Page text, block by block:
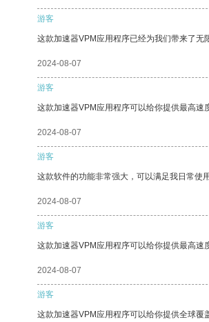
游客
这款加速器VPM应用程序已经为我们带来了无
2024-08-07
游客
这款加速器VPM应用程序可以给你提供最高速
2024-08-07
游客
这款软件的功能非常强大，可以满足我日常使
2024-08-07
游客
这款加速器VPM应用程序可以给你提供最高速
2024-08-07
游客
这款加速器VPM应用程序可以给你提供全球覆